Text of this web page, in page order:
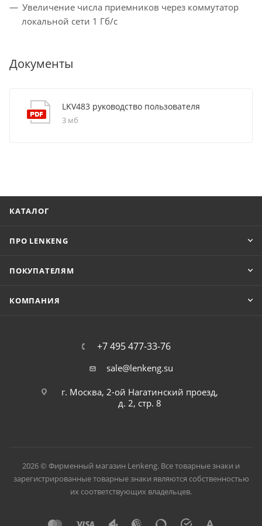
Увеличение числа приемников через коммутатор
локальной сети 1 Гб/с
Документы
LKV483 руководство пользователя
3 мб
КАТАЛОГ
ПРО LENKENG
ПОКУПАТЕЛЯМ
КОМПАНИЯ
+7 495 477-33-76
sale@lenkeng.su
г. Москва, 2-ой Нагатинский проезд,
д. 2, стр. 8
2026 © Фирменный магазин Lenkeng. Все товарные знаки и
зарегистрированные товарные знаки являются собственностью
их соответствующих владельцев.